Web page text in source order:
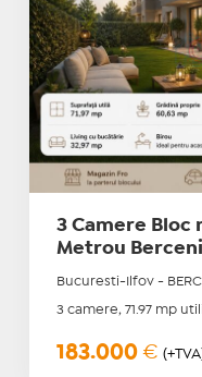
3 Camere Bloc
Metrou Berceni
Bucuresti-Ilfov -
3 camere, 71.97 mp utili
183.000 €